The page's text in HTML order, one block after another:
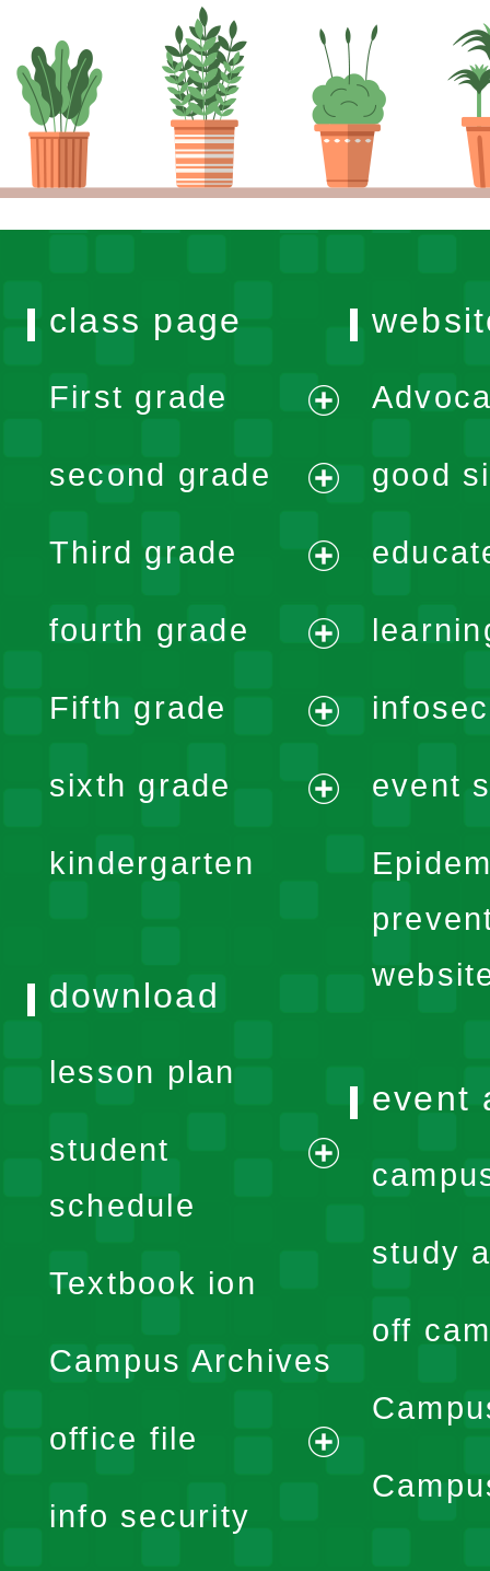
class page
First grade
menu
second grade
menu
Third grade
menu
fourth grade
menu
Fifth grade
menu
sixth grade
kindergarten
good
event
download
lesson plan
student
schedule
expand
menu
Textbook ion
Campus Archives
office file
expand
info security
event
study
off